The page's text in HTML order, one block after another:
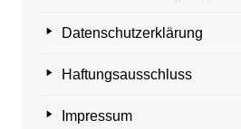
Datenschutzerklärung
Haftungsausschluss
Impressum